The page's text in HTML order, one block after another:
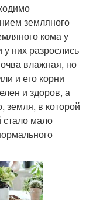
земляного
кома у
у них разрослись
влажная, но
и его корни
и здоров, а
земля, в которой
стало мало